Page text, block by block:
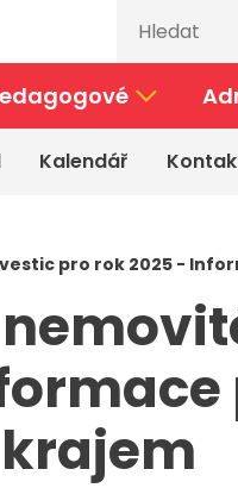
Kalendář
pro rok 2025 -